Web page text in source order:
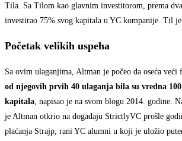
Tila. Sa Tilom kao glavnim investitorom, prema
investirao 75% svog kapitala u YC kompanije. Til
Početak velikih uspeha
Sa ovim ulaganjima, Altman je počeo da oseća veći
od njegovih prvih 40 ulaganja bila su vredna
kapitala, napisao je na svom blogu 2014. godine.
je Altman otkrio na događaju StrictlyVC prošle
plaćanja Strajp, rani YC alumni u koji je uložio